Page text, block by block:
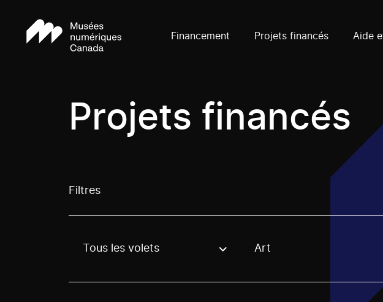
Financement Projets financés Aide
Projets financés
Filtres
Use these options to filter projects by topic, stream or regon. The
Tous les volets Art